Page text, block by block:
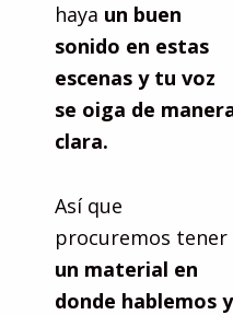
haya un buen
sonido en estas
escenas y tu voz
se oiga de
clara.
Así que
procuremos tener
un material en
donde hablemos y